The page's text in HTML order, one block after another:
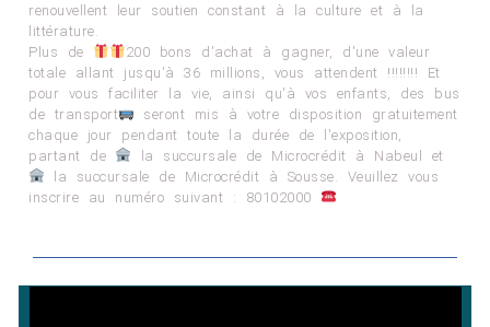
renouvellent leur soutien constant à la culture et à la
littérature.
Plus de
200 bons d'achat à gagner, d'une valeur
totale allant jusqu'à 36 millions, vous attendent !!!!!!!! Et
pour vous faciliter la vie, ainsi qu'à vos enfants, des bus
de transport
seront mis à votre disposition gratuitement
chaque jour pendant toute la durée de l'exposition,
partant de
la succursale de Microcrédit à Nabeul et
la succursale de Microcrédit à Sousse. Veuillez vous
inscrire au numéro suivant : 80102000